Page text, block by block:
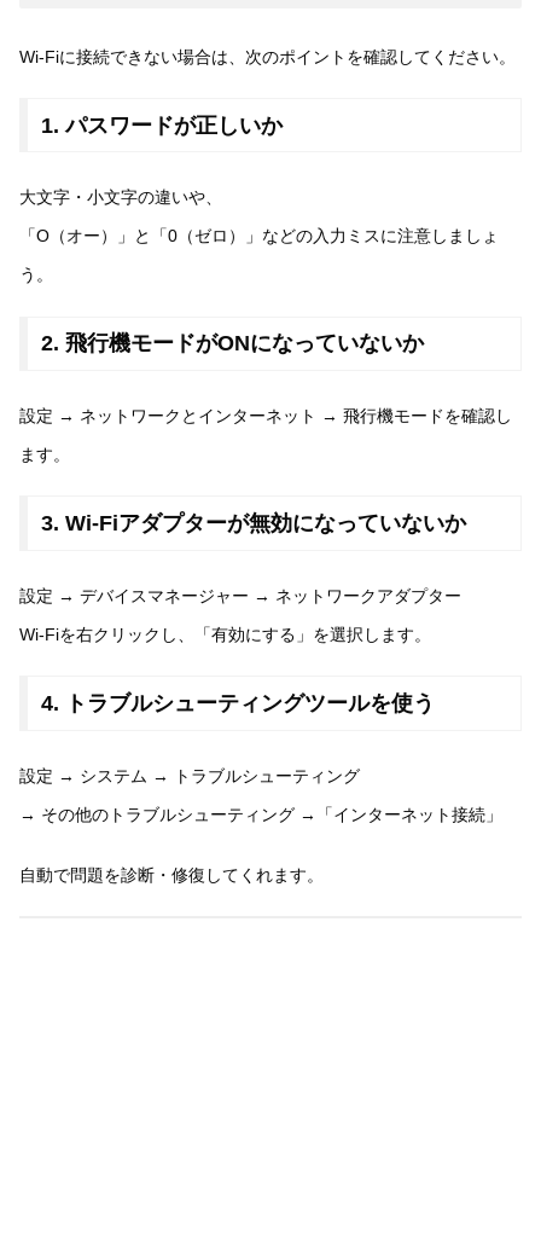
Wi-Fiに接続できない場合は、次のポイントを確認してください。
1. パスワードが正しいか
大文字・小文字の違いや、
「O（オー）」と「0（ゼロ）」などの入力ミスに注意しましょ
う。
2. 飛行機モードがONになっていないか
設定 → ネットワークとインターネット → 飛行機モードを確認し
ます。
3. Wi-Fiアダプターが無効になっていないか
設定 → デバイスマネージャー → ネットワークアダプター
Wi-Fiを右クリックし、「有効にする」を選択します。
4. トラブルシューティングツールを使う
設定 → システム → トラブルシューティング
→ その他のトラブルシューティング →「インターネット接続」
自動で問題を診断・修復してくれます。